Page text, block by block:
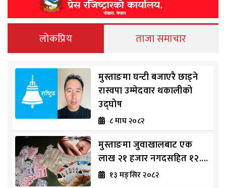
लोकप्रिय ताजा समाचार
मुस्ताङमा घन्टी बजाएरै छाड्ने
रास्वपा उम्मेदवार थकालीको
उद्घोष
८ माघ २०८२
मुस्ताङमा जुवाखालबाट एक
लाख २१ हजार नगदसहित १२....
१३ मङ्सिर २०८२